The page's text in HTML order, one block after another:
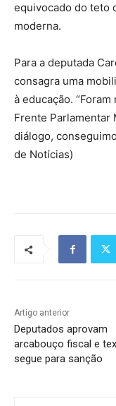
equivocado do teto
moderna.
Para a deputada
consagra uma
à educação.
Frente Parlamentar
diálogo,
de Notícias)
Artigo anterior
Deputados aprovam
arcabouço fiscal e
segue para sanção